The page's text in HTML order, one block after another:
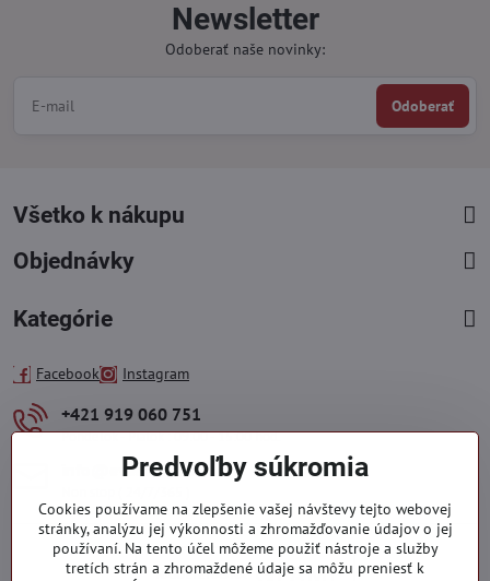
Newsletter
Odoberať naše novinky:
Odoberať
Všetko k nákupu
Objednávky
Kategórie
Facebook Instagram
+421 919 060 751
Pondelok - Piatok : 09:00 - 15:00 hod.
info​@everlady​.eu
Predvoľby súkromia
Cookies používame na zlepšenie vašej návštevy tejto webovej
stránky, analýzu jej výkonnosti a zhromažďovanie údajov o jej
používaní. Na tento účel môžeme použiť nástroje a služby
tretích strán a zhromaždené údaje sa môžu preniesť k